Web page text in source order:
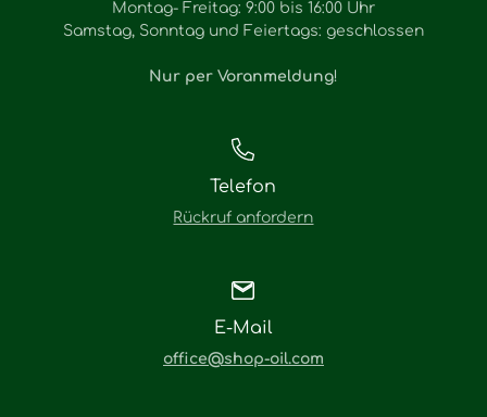
Montag- Freitag: 9:00 bis 16:00 Uhr
Samstag, Sonntag und Feiertags: geschlossen
Nur per Voranmeldung!
Telefon
Rückruf anfordern
E-Mail
office@shop-oil.com